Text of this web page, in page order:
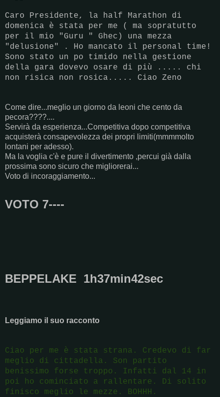
Caro Presidente, la half Marathon di
domenica è stata per me ( ma sopratutto
per il mio "Guru " Ghec) una mezza
"delusione" . Ho mancato il personal time!
Sono stato un po timido nella gestione
della gara dovevo osare di più ..... chi
non risica non rosica..... Ciao Zeno
Come dire...meglio un giorno da leoni che cento da
pecora????....
Servirà da esperienza...Competitiva dopo competitiva
acquisterà consapevolezza dei propri limiti(mmmmolto
lontani per adesso).
Ma la voglia c'è e pure il divertimento ,percui già dalla
prossima sono sicuro che migliorerai...
Voto di incoraggiamento...
VOTO 7----
BEPPELAKE 1h37min42sec
Leggiamo il suo racconto
Ciao per me è stata strana. Credevo di far
meglio di cittadella. Son partito
benissimo forse troppo. Infatti dal 14 in
poi ho cominciato a rallentare. Di solito
finisco meglio le mezze. BOHHH.